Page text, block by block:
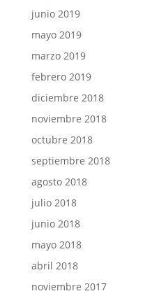
junio 2019
mayo 2019
marzo 2019
febrero 2019
diciembre 2018
noviembre 2018
octubre 2018
septiembre 2018
agosto 2018
julio 2018
junio 2018
mayo 2018
abril 2018
noviembre 2017